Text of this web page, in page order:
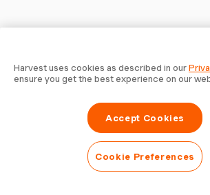
Seu tempo
registrado —
Junte-se a mais de 70.000 empresas
tempo, faturam clientes e recebem
Teste Harvest Grátis
Harvest uses cookies as described in our
ensure you get the best experience on our
Accept Cookies
Cookie Preferences